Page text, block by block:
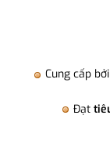
Cung cấp bởi
Đạt